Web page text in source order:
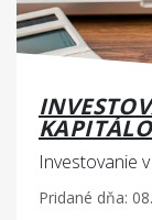
Investovanie
Pridané dňa: